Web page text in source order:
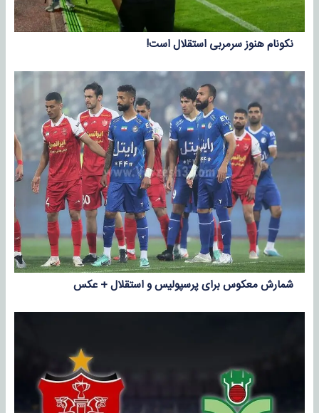
نکونام هنوز سرمربی استقلال است!
شمارش معکوس برای پرسپولیس و استقلال + عکس